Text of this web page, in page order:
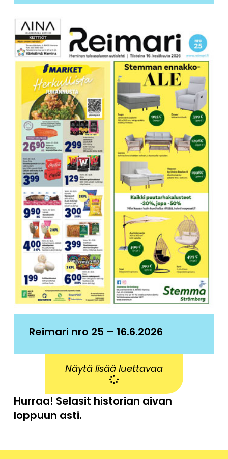
Reimari nro 25 – 16.6.2026
Näytä lisää luettavaa
Hurraa! Selasit historian aivan
loppuun asti.